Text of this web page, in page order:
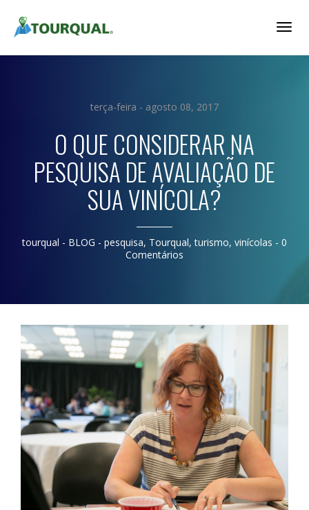
terça-feira - agosto 08, 2017
O QUE CONSIDERAR NA
PESQUISA DE AVALIAÇÃO DE
SUA VINÍCOLA?
tourqual - BLOG - pesquisa, Tourqual,turismo, vinícolas - 0
Comentários